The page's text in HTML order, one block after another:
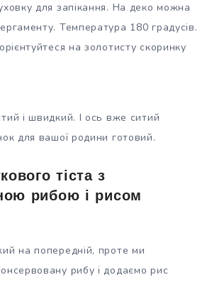
для запікання. На деко можна
Температура 180 градусів.
на золотисту скоринку
і швидкий. І ось вже ситий
для вашої родини готовий.
тіста з
рибою і рисом
на попередній, проте ми
рибу і додаємо рис